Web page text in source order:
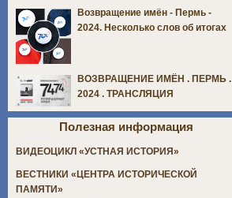
Возвращение имён - Пермь -
2024. Несколько слов об итогах
ВОЗВРАЩЕНИЕ ИМЁН . ПЕРМЬ .
2024 . ТРАНСЛЯЦИЯ
Полезная информация
ВИДЕОЦИКЛ «УСТНАЯ ИСТОРИЯ»
ВЕСТНИКИ «ЦЕНТРА ИСТОРИЧЕСКОЙ
ПАМЯТИ»